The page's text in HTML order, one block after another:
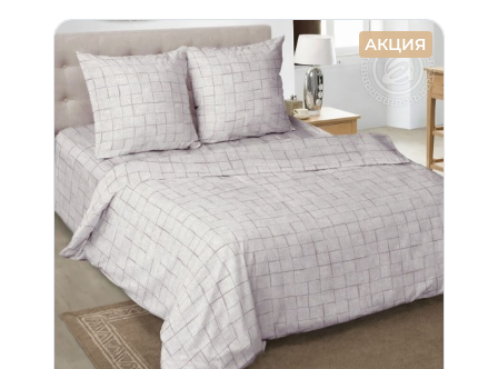
АКЦИЯ